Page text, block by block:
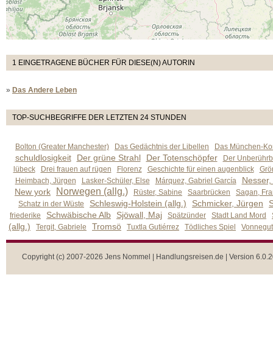
1 EINGETRAGENE BÜCHER FÜR DIESE(N) AUTORIN
» Das Andere Leben
TOP-SUCHBEGRIFFE DER LETZTEN 24 STUNDEN
Bolton (Greater Manchester) Das Gedächtnis der Libellen Das München-
schuldlosigkeit Der grüne Strahl Der Totenschöpfer
Der
lübeck
Drei frauen auf rügen Florenz Geschichte für einen augenblick
Heimbach, Jürgen
Lasker-Schüler, Else Márquez, Gabriel García
New york
Norwegen (allg.) Rüster, Sabine Saarbrücken
Sagan,
Schatz in der Wüste
Schleswig-Holstein (allg.) Schmicker, Jürgen
friederike Schwäbische Alb Sjöwall, Maj Spätzünder Stadt Land Mord
(allg.) Tergit, Gabriele Tromsö Tuxtla Gutiérrez Tödliches Spiel
Copyright (c) 2007-2026 Jens Nommel | Handlungsreisen.de | Version